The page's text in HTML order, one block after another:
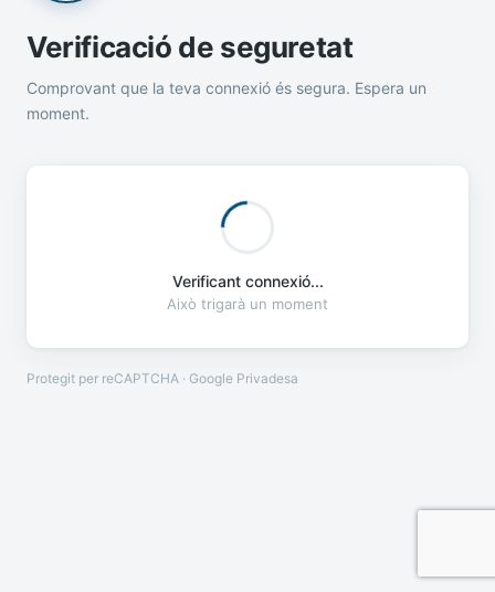
Verificació de seguretat
Comprovant que la teva connexió és segura. Espera un
moment.
Verificant connexió...
Això trigarà un moment
Protegit per reCAPTCHA · Google Privadesa